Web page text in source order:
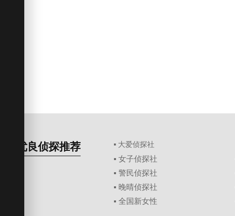
优良侦探推荐 ▪ 大爱侦探社
▪ 女子侦探社
▪ 警民侦探社
▪ 晚晴侦探社
▪ 全国新女性